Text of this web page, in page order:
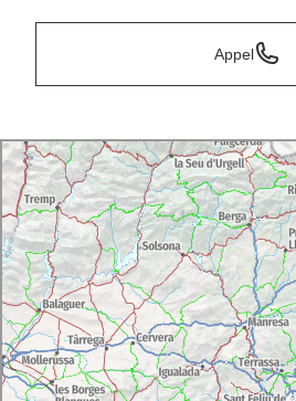
Appel